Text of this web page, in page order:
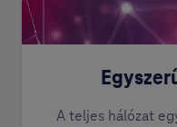
A teljes hálózat